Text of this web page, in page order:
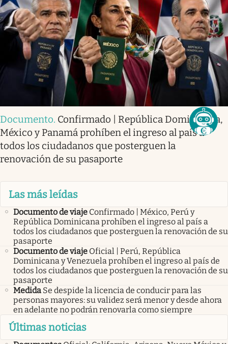
Documento. Confirmado | República Dominicana,
México y Panamá prohíben el ingreso al país a
todos los ciudadanos que posterguen la
renovación de su pasaporte
Las más leídas
Documento de viaje Confirmado | México, Perú y
República Dominicana prohíben el ingreso al país a
todos los ciudadanos que posterguen la renovación de su
pasaporte
Documento de viaje Oficial | Perú, República
Dominicana y Venezuela prohíben el ingreso al país de
todos los ciudadanos que posterguen la renovación de su
pasaporte
Medida Se despide la licencia de conducir para las
personas mayores: su validez será menor y desde ahora
en adelante no podrán renovarla como siempre
Últimas noticias